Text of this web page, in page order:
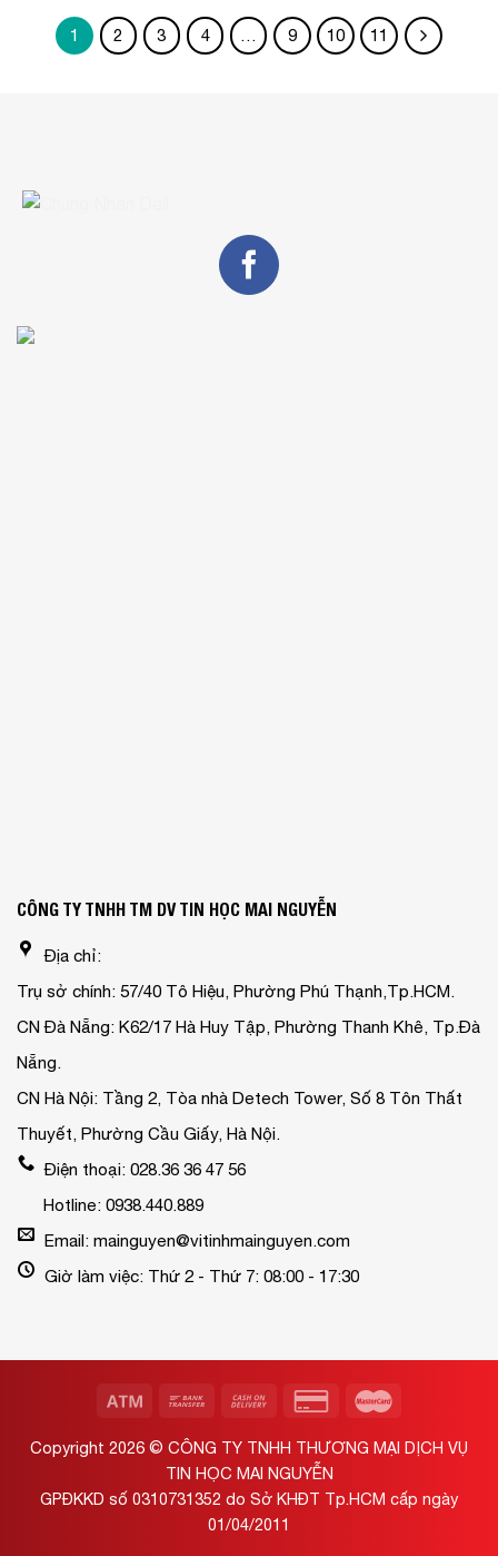
1 2 3 4 … 9 10 11
CÔNG TY TNHH TM DV TIN HỌC MAI NGUYỄN
Địa chỉ:
Trụ sở chính: 57/40 Tô Hiệu, Phường Phú Thạnh,Tp.HCM.
CN Đà Nẵng: K62/17 Hà Huy Tập, Phường Thanh Khê, Tp.Đà
Nẵng.
CN Hà Nội: Tầng 2, Tòa nhà Detech Tower, Số 8 Tôn Thất
Thuyết, Phường Cầu Giấy, Hà Nội.
Điện thoại: 028.36 36 47 56
Hotline: 0938.440.889
Email: mainguyen@vitinhmainguyen.com
Giờ làm việc: Thứ 2 - Thứ 7: 08:00 - 17:30
Copyright 2026 © CÔNG TY TNHH THƯƠNG MẠI DỊCH VỤ
TIN HỌC MAI NGUYỄN
GPĐKKD số 0310731352 do Sở KHĐT Tp.HCM cấp ngày
01/04/2011